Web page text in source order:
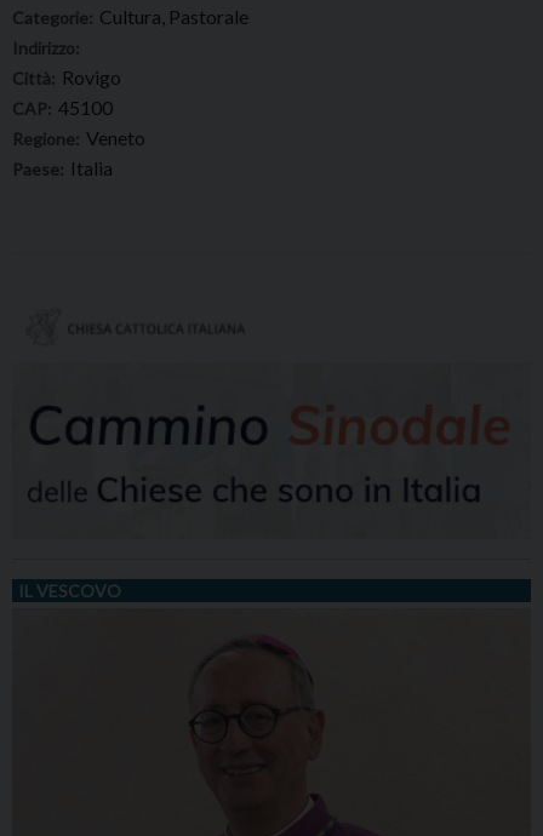
Categorie: Cultura, Pastorale
Indirizzo:
Città: Rovigo
CAP: 45100
Regione: Veneto
Paese: Italia
IL VESCOVO